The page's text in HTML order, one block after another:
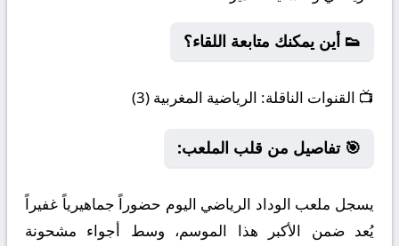
👟 أين يمكنك متابعة اللقاء؟
📺 القنوات الناقلة: الرياضية المغربية (3)
🎯 تفاصيل من قلب الملعب:
يسجل ملعب الوداد الرياضي اليوم حضوراً جماهيرياً غفيراً
يُعد ضمن الأكبر هذا الموسم، وسط أجواء مشحونة